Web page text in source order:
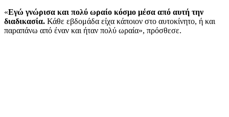
«Εγώ γνώρισα και πολύ ωραίο κόσμο μέσα από αυτή την
διαδικασία. Κάθε εβδομάδα είχα κάποιον στο αυτοκίνητο, ή και
παραπάνω από έναν και ήταν πολύ ωραία», πρόσθεσε.